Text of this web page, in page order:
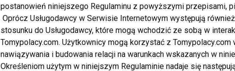
postanowień niniejszego Regulaminu z powyższymi przepisami,
Oprócz Usługodawcy w Serwisie Internetowym występują
stosunku do Usługodawcy, które mogą wchodzić ze sobą w
Tomypolacy.com. Użytkownicy mogą korzystać z
nawiązywania i budowania relacji na warunkach wskazanych w
Określeniom użytym w niniejszym Regulaminie nadaje się
Zaufana oferta
Inne
Elektronika 120.00
Opis SMART TV BOX X96Q ANDROID 16 GB GENBOX 4K Przystawka
każdego, kto nie posiada telewizora